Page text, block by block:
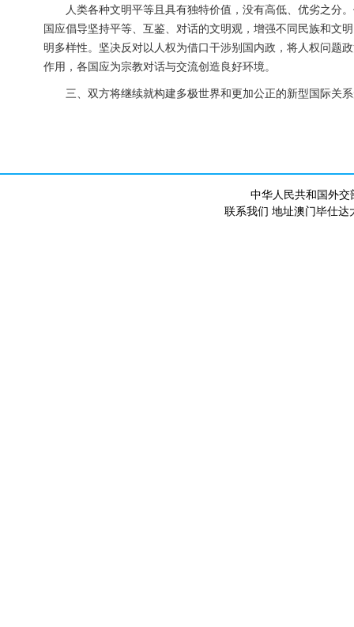
人类各种文明平等且具有独特价值，没有高低、优劣之分
国应倡导坚持平等、互鉴、对话的文明观，增强不同民族和文
明多样性。坚决反对以人权为借口干涉别国内政，将人权问题
作用，各国应为宗教对话与交流创造良好环境。
三、双方将继续就构建多极世界和更加公正的新型国际关
中华人民共和国外
联系我们 地址澳门毕仕